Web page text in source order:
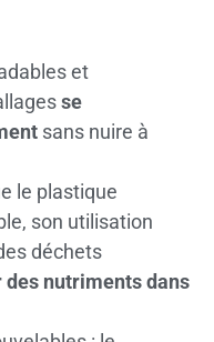
et
se
sans nuire à
le plastique
son utilisation
déchets
des nutriments dans